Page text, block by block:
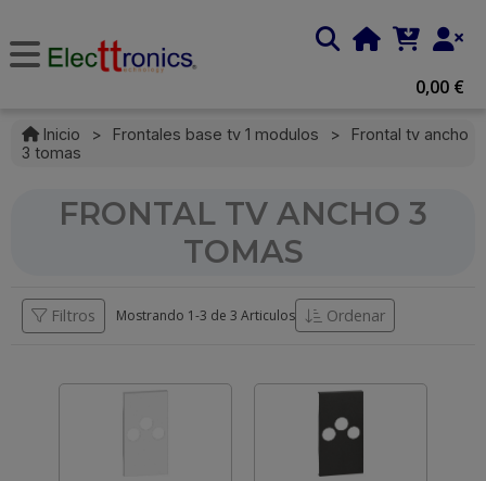
0,00 €
Inicio > Frontales base tv 1 modulos >
Frontal tv ancho
3 tomas
FRONTAL TV ANCHO 3
TOMAS
Filtros Mostrando 1-3 de 3 Articulos Ordenar